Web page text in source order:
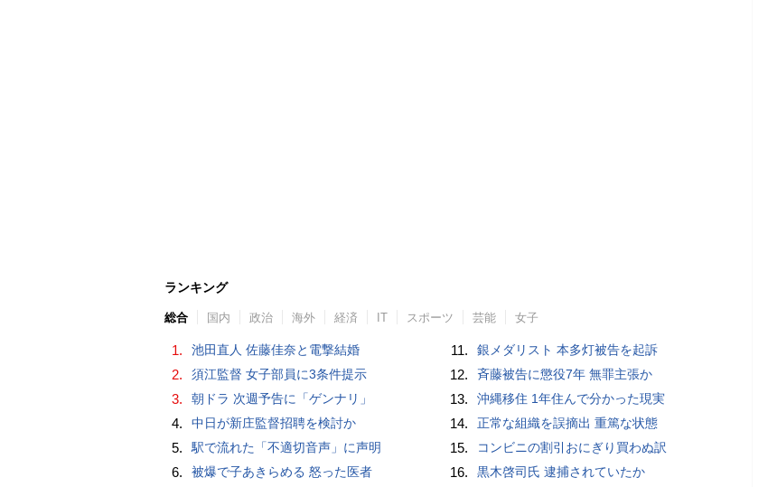
ランキング
総合 国内 政治 海外 経済 IT スポーツ 芸能 女子
1. 池田直人 佐藤佳奈と電撃結婚
2. 須江監督 女子部員に3条件提示
3. 朝ドラ 次週予告に「ゲンナリ」
4. 中日が新庄監督招聘を検討か
5. 駅で流れた「不適切音声」に声明
6. 被爆で子あきらめる 怒った医者
11. 銀メダリスト 本多灯被告を起訴
12. 斉藤被告に懲役7年 無罪主張か
13. 沖縄移住 1年住んで分かった現実
14. 正常な組織を誤摘出 重篤な状態
15. コンビニの割引おにぎり買わぬ訳
16. 黒木啓司氏 逮捕されていたか